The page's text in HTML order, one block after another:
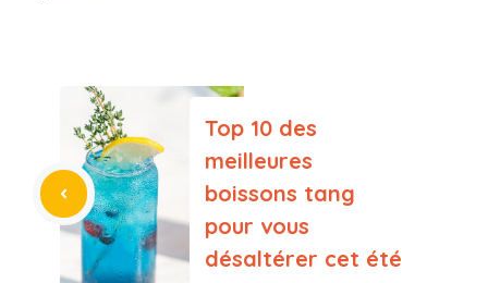
Top 10 des
meilleures
boissons tang
pour vous
désaltérer cet été